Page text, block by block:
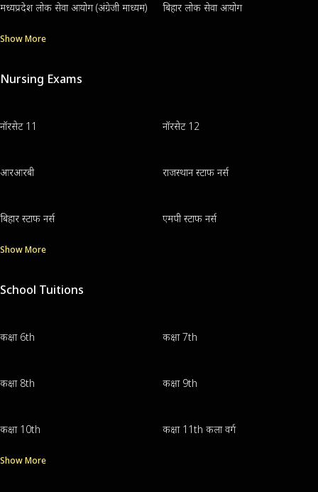
मध्यप्रदेश लोक सेवा आयोग (अंग्रेजी माध्यम) बिहार लोक सेवा आयोग
Show More
Nursing Exams
नॉरसेट 11 नॉरसेट 12
आरआरबी राजस्थान स्टाफ नर्स
बिहार स्टाफ नर्स एमपी स्टाफ नर्स
Show More
School Tuitions
कक्षा 6th कक्षा 7th
कक्षा 8th कक्षा 9th
कक्षा 10th कक्षा 11th कला वर्ग
Show More